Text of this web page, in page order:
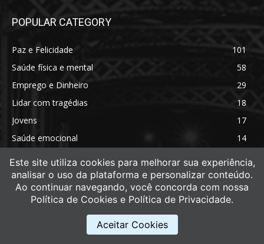
POPULAR CATEGORY
Paz e Felicidade
101
Saúde física e mental
58
Emprego e Dinheiro
29
Lidar com tragédias
18
Jovens
17
Saúde emocional
14
Este site utiliza cookies para melhorar sua experiência,
analisar o uso da plataforma e personalizar conteúdo.
Ao continuar navegando, você concorda com nossa
Política de Cookies e Política de Privacidade.
Aceitar Cookies